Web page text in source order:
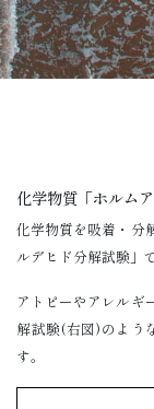
化学物質「ホルム
化学物質を吸着・分
ルデヒド分解試験」
アトピーやアレルギ
解試験(右図)のよう
す。